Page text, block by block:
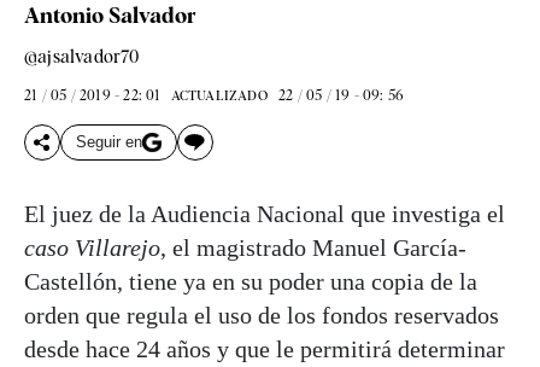
Antonio Salvador
@ajsalvador70
21 / 05 / 2019 - 22: 01 ACTUALIZADO 22 / 05 / 19 - 09: 56
Seguir en
El juez de la Audiencia Nacional que investiga el
caso Villarejo, el magistrado Manuel García-
Castellón, tiene ya en su poder una copia de la
orden que regula el uso de los fondos reservados
desde hace 24 años y que le permitirá determinar